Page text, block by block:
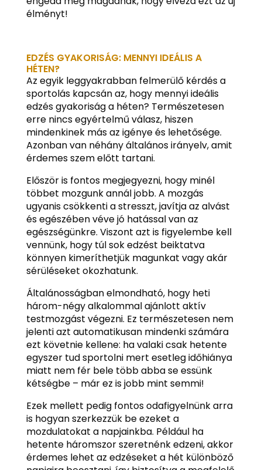
élményt!
EDZÉS GYAKORISÁG: MENNYI IDEÁLIS A
HÉTEN?
Az egyik leggyakrabban felmerülő kérdés a
sportolás kapcsán az, hogy mennyi ideális
edzés gyakoriság a héten? Természetesen
erre nincs egyértelmű válasz, hiszen
mindenkinek más az igénye és lehetősége.
Azonban van néhány általános irányelv, amit
érdemes szem előtt tartani.
Először is fontos megjegyezni, hogy minél
többet mozgunk annál jobb. A mozgás
ugyanis csökkenti a stresszt, javítja az alvást
és egészében véve jó hatással van az
egészségünkre. Viszont azt is figyelembe kell
vennünk, hogy túl sok edzést beiktatva
könnyen kimeríthetjük magunkat vagy akár
sérüléseket okozhatunk.
Általánosságban elmondható, hogy heti
három-négy alkalommal ajánlott aktív
testmozgást végezni. Ez természetesen nem
jelenti azt automatikusan mindenki számára
ezt követnie kellene: ha valaki csak hetente
egyszer tud sportolni mert esetleg időhiánya
miatt nem fér bele több abba se essünk
kétségbe – már ez is jobb mint semmi!
Ezek mellett pedig fontos odafigyelnünk arra
is hogyan szerkezzük be ezeket a
mozdulatokat a napjainkba. Például ha
hetente háromszor szeretnénk edzeni, akkor
érdemes lehet az edzéseket a hét különböző